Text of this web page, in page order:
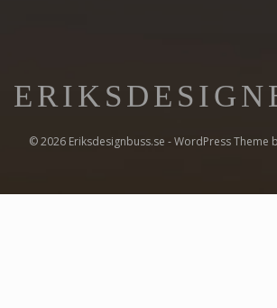
© 2026 Eriksdesignbuss.se - WordPress Theme